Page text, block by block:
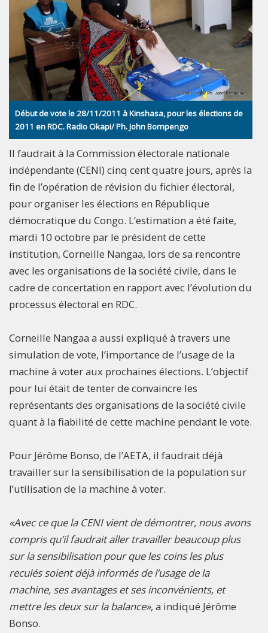
Début de vote le 28/11/2011 à Kinshasa, pour les élections de
2011 en RDC. Radio Okapi/ Ph. John Bompengo
Il faudrait à la Commission électorale nationale
indépendante (CENI) cinq cent quatre jours, après la
fin de l’opération de révision du fichier électoral,
pour organiser les élections en République
démocratique du Congo. L’estimation a été faite,
mardi 10 octobre par le président de cette
institution, Corneille Nangaa, lors de sa rencontre
avec les organisations de la société civile, dans le
cadre de concertation en rapport avec l’évolution du
processus électoral en RDC.
Corneille Nangaa a aussi expliqué à travers une
simulation de vote, l’importance de l’usage de la
machine à voter aux prochaines élections. L’objectif
pour lui était de tenter de convaincre les
représentants des organisations de la société civile
quant à la fiabilité de cette machine pendant le vote.
Pour Jérôme Bonso, de l’AETA, il faudrait déjà
travailler sur la sensibilisation de la population sur
l’utilisation de la machine à voter.
«Avec ce que la CENI vient de démontrer, nous avons
compris qu’il faudrait aller travailler beaucoup plus
sur la sensibilisation pour que les coins les plus
reculés soient déjà informés de l’usage de la
machine, ses avantages et ses inconvénients, et
mettre les deux sur la balance», a indiqué Jérôme
Bonso.